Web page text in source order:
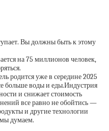
Вы должны быть к этому
на 75 миллионов человек,
родится уже в середине 2025
больше воды и еды.Индустрия
и снижает стоимость
все равно не обойтись —
и другие технологии
думаем.